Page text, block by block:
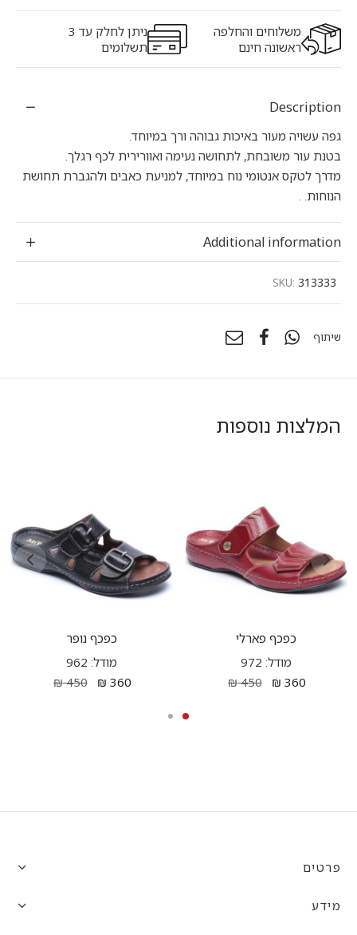
משלוחים והחלפה
ראשונה חינם
ניתן לחלק עד 3
תשלומים
Description
גפה עשויה מעור באיכות גבוהה ורך במיוחד.
בטנת עור משובחת, לתחושה נעימה ואוורירית לכף רגלך.
מדרך לטקס אנטומי נוח במיוחד, למניעת כאבים ולהגברת תחושת
הנוחות. .
Additional information
SKU: 313333
שיתוף
המלצות נוספות
כפכף פארלי
מודל: 972
₪ 360
₪450
כפכף נופר
מודל: 962
₪ 360
₪450
פרטים
מידע